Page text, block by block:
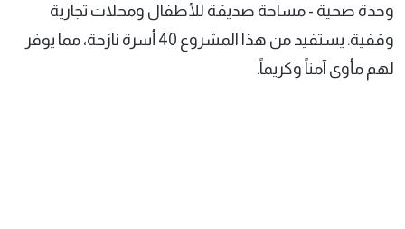
وحدة صحية - مساحة صديقة للأطفال ومحلات تجارية
وقفية. يستفيد من هذا المشروع 40 أسرة نازحة، مما يوفر
لهم مأوى آمناً وكريماً.